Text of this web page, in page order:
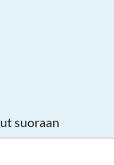
suoraan